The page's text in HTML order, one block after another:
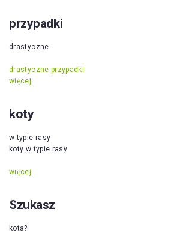
przypadki
drastyczne
drastyczne przypadki
więcej
koty
w typie rasy
koty w typie rasy
więcej
Szukasz
kota?